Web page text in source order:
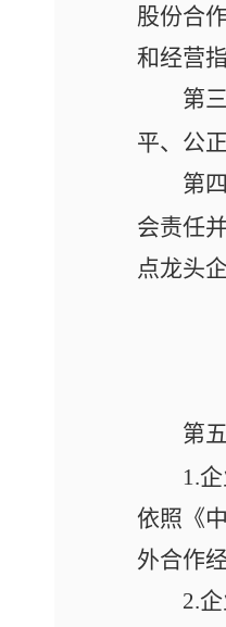
股份合
和经营
第
平、公
第
会责任
点龙头
第
1.
依照《
外合作
2.